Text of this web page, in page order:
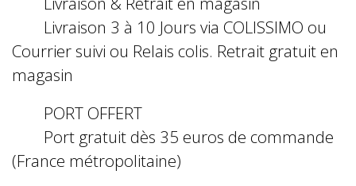
Livraison 3 à 10 Jours via COLISSIMO ou
Courrier suivi ou Relais colis. Retrait gratuit en
magasin
PORT OFFERT
Port gratuit dès 35 euros de commande
(France métropolitaine)